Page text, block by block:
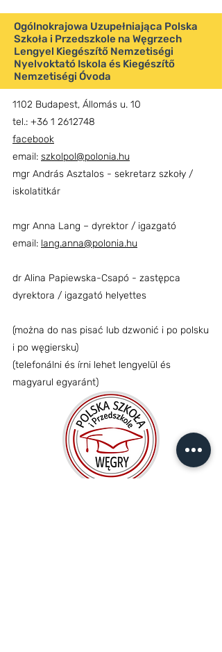
Ogólnokrajowa Uzupełniająca Polska
Szkoła i Przedszkole na Węgrzech
Lengyel Kiegészítő Nemzetiségi
Nyelvoktató Iskola és Kiegészítő
Nemzetiségi Óvoda
1102 Budapest, Állomás u. 10
tel.: +36 1 2612748
facebook
email: szkolpol@polonia.hu
mgr András Asztalos - sekretarz szkoły /
iskolatitkár
mgr Anna Lang – dyrektor / igazgató
email: lang.anna@polonia.hu
dr Alina Papiewska-Csapó - zastępca
dyrektora / igazgató helyettes
(można do nas pisać lub dzwonić i po polsku
i po węgiersku)
(telefonálni és írni lehet lengyelül és
magyarul egyaránt)